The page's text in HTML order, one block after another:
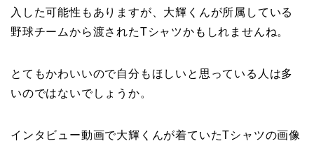
入した可能性もありますが、大輝くんが所属している
野球チームから渡されたTシャツかもしれませんね。
とてもかわいいので自分もほしいと思っている人は多
いのではないでしょうか。
インタビュー動画で大輝くんが着ていたTシャツの画像